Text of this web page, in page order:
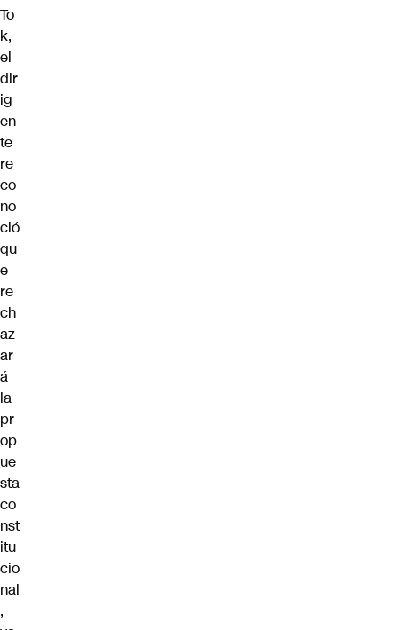
To
k,
el
dir
ig
en
te
re
co
no
ció
qu
e
re
ch
az
ar
á
la
pr
op
ue
sta
co
nst
itu
cio
nal
,